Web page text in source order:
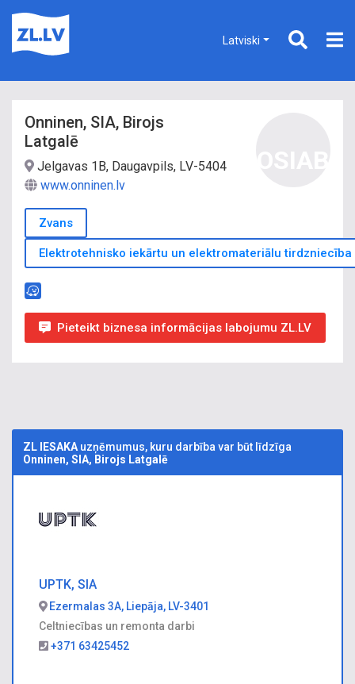
Latviski
Onninen, SIA, Birojs
Latgalē
Jelgavas 1B, Daugavpils, LV-5404
www.onninen.lv
Zvans
Elektrotehnisko iekārtu un elektromateriālu tirdzniecība
Pieteikt biznesa informācijas labojumu ZL.LV
ZL IESAKA uzņēmumus, kuru darbība var būt līdzīga
Onninen, SIA, Birojs Latgalē
UPTK, SIA
Ezermalas 3A, Liepāja, LV-3401
Celtniecības un remonta darbi
+371 63425452